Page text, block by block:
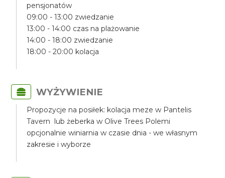
pensjonatów
09:00 - 13:00 zwiedzanie
13:00 - 14:00 czas na plażowanie
14:00 - 18:00 zwiedzanie
18:00 - 20:00 kolacja
WYŻYWIENIE
Propozycje na posiłek: kolacja meze w Pantelis
Tavern lub żeberka w Olive Trees Polemi
opcjonalnie winiarnia w czasie dnia - we własnym
zakresie i wyborze